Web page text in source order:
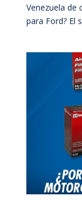
Venezuela
para Ford? El